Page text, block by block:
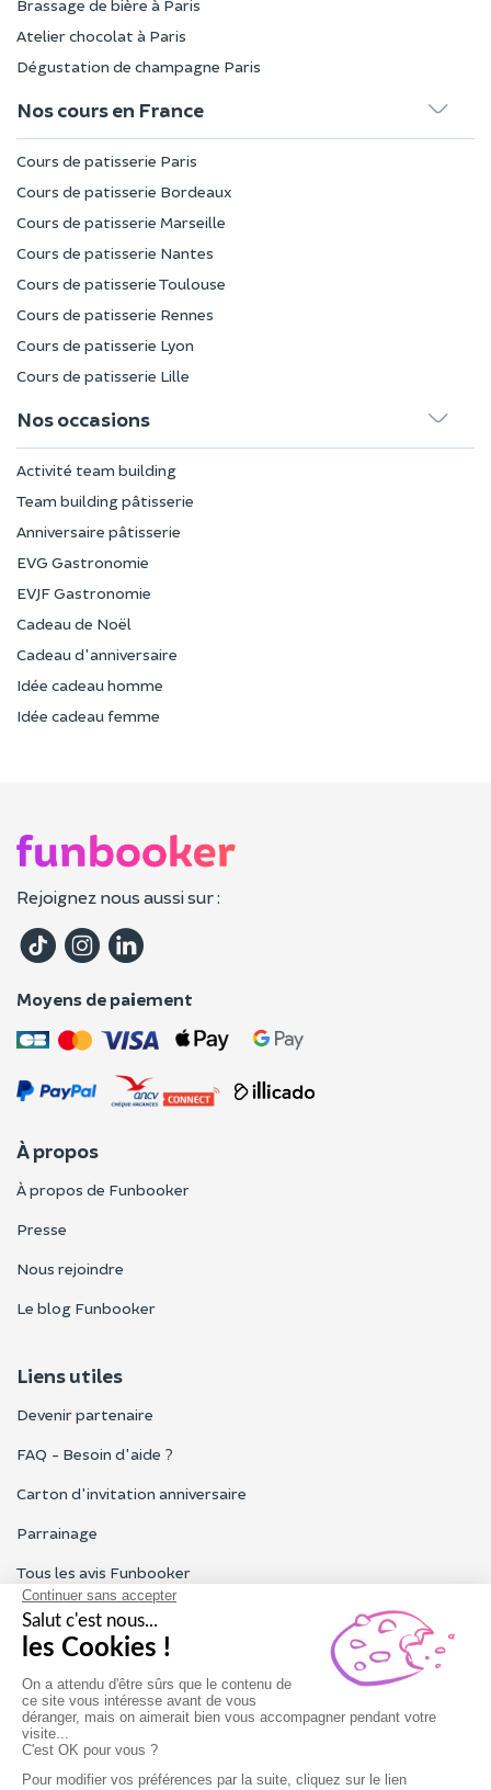
Brassage de bière à Paris
Atelier chocolat à Paris
Dégustation de champagne Paris
Nos cours en France
Cours de patisserie Paris
Cours de patisserie Bordeaux
Cours de patisserie Marseille
Cours de patisserie Nantes
Cours de patisserie Toulouse
Cours de patisserie Rennes
Cours de patisserie Lyon
Cours de patisserie Lille
Nos occasions
Activité team building
Team building pâtisserie
Anniversaire pâtisserie
EVG Gastronomie
EVJF Gastronomie
Cadeau de Noël
Cadeau d'anniversaire
Idée cadeau homme
Idée cadeau femme
Rejoignez nous aussi sur :
Moyens de paiement
À propos
À propos de Funbooker
Presse
Nous rejoindre
Le blog Funbooker
Liens utiles
Devenir partenaire
FAQ - Besoin d'aide ?
Carton d'invitation anniversaire
Parrainage
Tous les avis Funbooker
Particuliers, entreprises, professionnels
Notre service client est ouvert du lundi au vendredi de 9h à 18h
Nous contacter